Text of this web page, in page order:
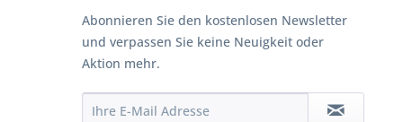
Abonnieren Sie den kostenlosen Newsletter
und verpassen Sie keine Neuigkeit oder
Aktion mehr.